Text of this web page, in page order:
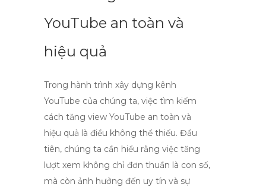
YouTube an toàn và
hiệu quả
Trong hành trình xây dựng kênh
YouTube của chúng ta, việc tìm kiếm
cách tăng view YouTube an toàn và
hiệu quả là điều không thể thiếu. Đầu
tiên, chúng ta cần hiểu rằng việc tăng
lượt xem không chỉ đơn thuần là con số,
mà còn ảnh hưởng đến uy tín và sự